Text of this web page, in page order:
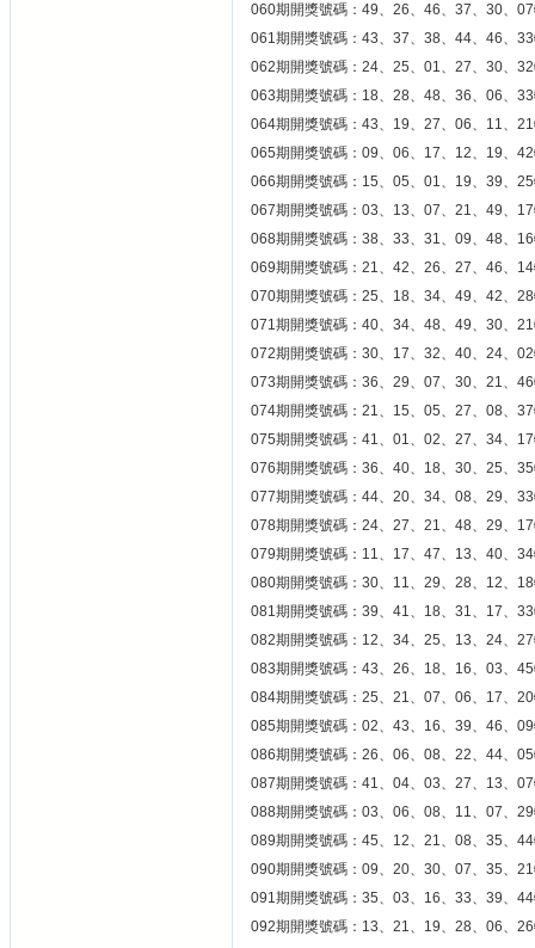
060期開獎號碼：49、26、46、37、30、
061期開獎號碼：43、37、38、44、46、
062期開獎號碼：24、25、01、27、30、
063期開獎號碼：18、28、48、36、06、
064期開獎號碼：43、19、27、06、11、
065期開獎號碼：09、06、17、12、19、
066期開獎號碼：15、05、01、19、39、
067期開獎號碼：03、13、07、21、49、
068期開獎號碼：38、33、31、09、48、
069期開獎號碼：21、42、26、27、46、
070期開獎號碼：25、18、34、49、42、
071期開獎號碼：40、34、48、49、30、
072期開獎號碼：30、17、32、40、24、
073期開獎號碼：36、29、07、30、21、
074期開獎號碼：21、15、05、27、08、
075期開獎號碼：41、01、02、27、34、
076期開獎號碼：36、40、18、30、25、
077期開獎號碼：44、20、34、08、29、
078期開獎號碼：24、27、21、48、29、
079期開獎號碼：11、17、47、13、40、
080期開獎號碼：30、11、29、28、12、
081期開獎號碼：39、41、18、31、17、
082期開獎號碼：12、34、25、13、24、
083期開獎號碼：43、26、18、16、03、
084期開獎號碼：25、21、07、06、17、
085期開獎號碼：02、43、16、39、46、
086期開獎號碼：26、06、08、22、44、
087期開獎號碼：41、04、03、27、13、
088期開獎號碼：03、06、08、11、07、
089期開獎號碼：45、12、21、08、35、
090期開獎號碼：09、20、30、07、35、
091期開獎號碼：35、03、16、33、39、
092期開獎號碼：13、21、19、28、06、